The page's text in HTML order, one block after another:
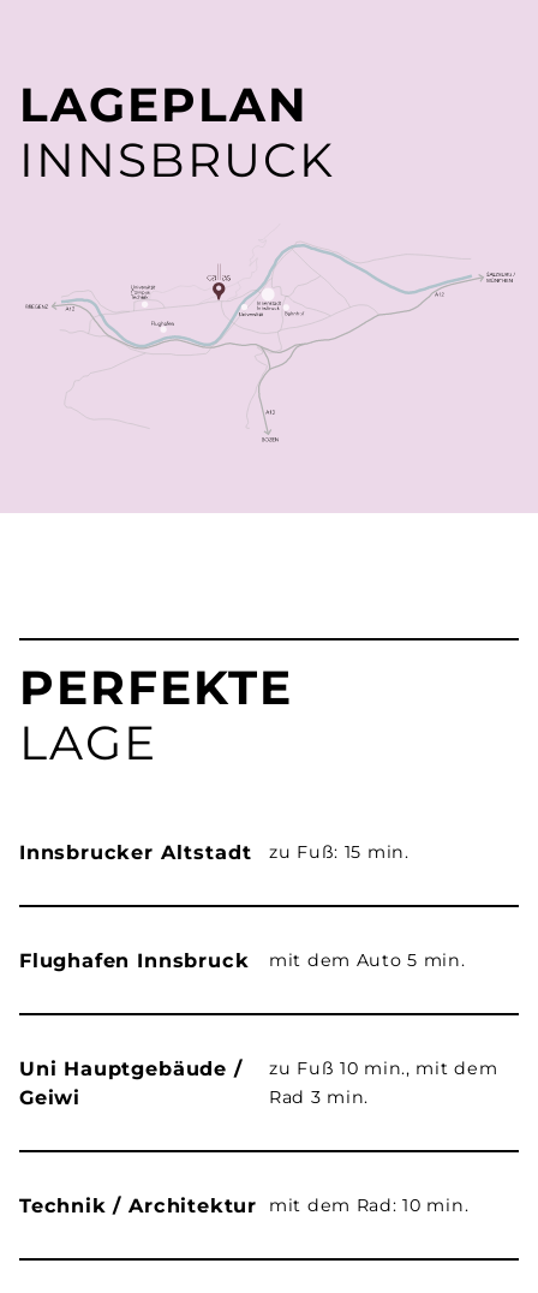
LAGEPLAN
INNSBRUCK
PERFEKTE
LAGE
Innsbrucker Altstadt zu Fuß: 15 min.
Flughafen Innsbruck mit dem Auto 5 min.
Uni Hauptgebäude /
Geiwi
zu Fuß 10 min., mit dem
Rad 3 min.
Technik / Architektur mit dem Rad: 10 min.